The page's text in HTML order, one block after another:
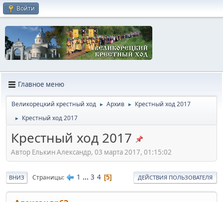
Войти
Главное меню
Великорецкий крестный ход ► Архив ► Крестный ход 2017
► Крестный ход 2017
Крестный ход 2017
Автор Елькин Александр, 03 марта 2017, 01:15:02
ВНИЗ Страницы 1 ... 3 4 5 ДЕЙСТВИЯ ПОЛЬЗОВАТЕЛЯ